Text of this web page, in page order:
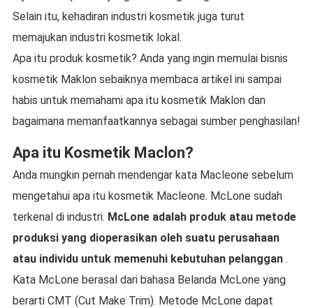
Selain itu, kehadiran industri kosmetik juga turut
memajukan industri kosmetik lokal.
Apa itu produk kosmetik? Anda yang ingin memulai bisnis
kosmetik Maklon sebaiknya membaca artikel ini sampai
habis untuk memahami apa itu kosmetik Maklon dan
bagaimana memanfaatkannya sebagai sumber penghasilan!
Apa itu Kosmetik Maclon?
Anda mungkin pernah mendengar kata Macleone sebelum
mengetahui apa itu kosmetik Macleone. McLone sudah
terkenal di industri. McLone adalah produk atau metode
produksi yang dioperasikan oleh suatu perusahaan
atau individu untuk memenuhi kebutuhan pelanggan.
Kata McLone berasal dari bahasa Belanda McLone yang
berarti CMT (Cut Make Trim). Metode McLone dapat